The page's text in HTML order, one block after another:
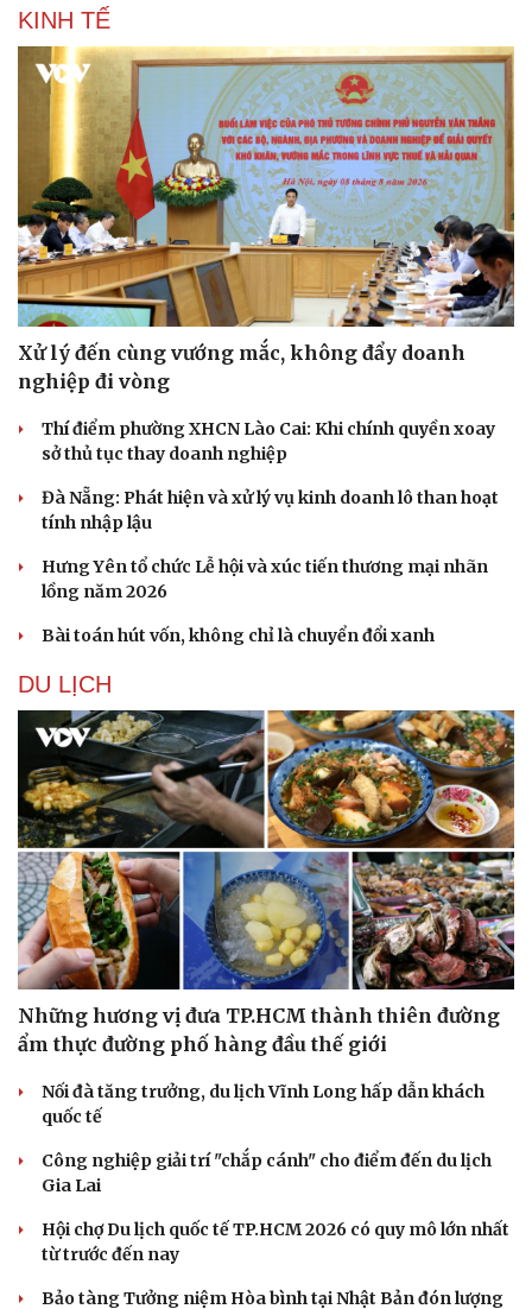
Văn hóa
Sân khấu - Điện ảnh
Âm nhạc
Nghệ sĩ
Thời trang
KINH TẾ
Xử lý đến cùng vướng mắc, không đẩy doanh
nghiệp đi vòng
Thí điểm phường XHCN Lào Cai: Khi chính quyền xoay
sở thủ tục thay doanh nghiệp
Đà Nẵng: Phát hiện và xử lý vụ kinh doanh lô than hoạt
tính nhập lậu
Hưng Yên tổ chức Lễ hội và xúc tiến thương mại nhãn
lồng năm 2026
Bài toán hút vốn, không chỉ là chuyển đổi xanh
DU LỊCH
Những hương vị đưa TP.HCM thành thiên đường
ẩm thực đường phố hàng đầu thế giới
Nối đà tăng trưởng, du lịch Vĩnh Long hấp dẫn khách
quốc tế
Công nghiệp giải trí "chắp cánh" cho điểm đến du lịch
Gia Lai
Hội chợ Du lịch quốc tế TP.HCM 2026 có quy mô lớn nhất
từ trước đến nay
Bảo tàng Tưởng niệm Hòa bình tại Nhật Bản đón lượng